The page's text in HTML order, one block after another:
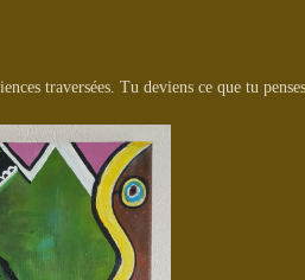
traversées. Tu deviens ce que tu